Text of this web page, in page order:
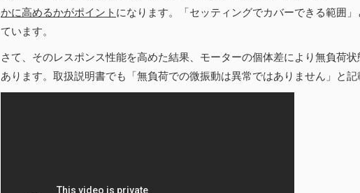
かに高めるかがポイント になります。「セッティングでカバーできる範囲
ています。
さて、そのレスポンス性能を高めた結果、モーターの個体差により無負荷
あります。取扱説明書でも「無負荷での微振動は異常ではありません」と